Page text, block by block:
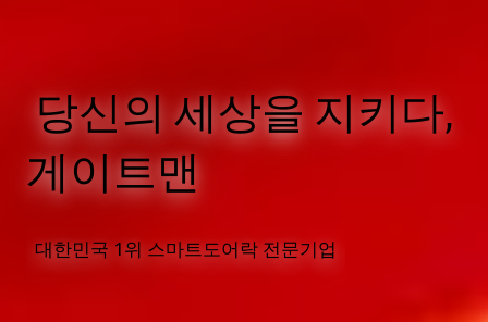
당신의 세상을 지키다,
게이트맨
대한민국 1위 스마트도어락 전문기업